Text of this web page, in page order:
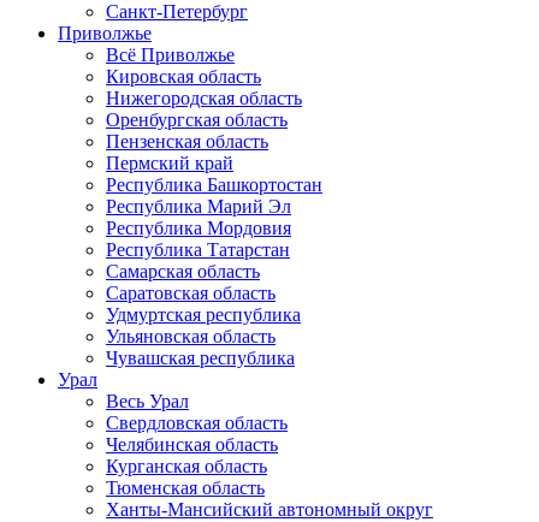
Санкт-Петербург
Приволжье
Всё Приволжье
Кировская область
Нижегородская область
Оренбургская область
Пензенская область
Пермский край
Республика Башкортостан
Республика Марий Эл
Республика Мордовия
Республика Татарстан
Самарская область
Саратовская область
Удмуртская республика
Ульяновская область
Чувашская республика
Урал
Весь Урал
Свердловская область
Челябинская область
Курганская область
Тюменская область
Ханты-Мансийский автономный округ